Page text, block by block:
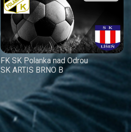
FK SK Polanka nad Odrou
SK ARTIS BRNO B